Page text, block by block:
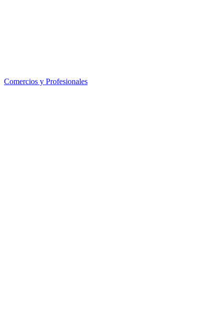
Comercios y Profesionales